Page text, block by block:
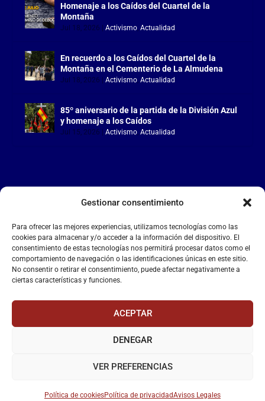
Gestionar consentimiento
Para ofrecer las mejores experiencias, utilizamos tecnologías como las
cookies para almacenar y/o acceder a la información del dispositivo. El
consentimiento de estas tecnologías nos permitirá procesar datos como el
comportamiento de navegación o las identificaciones únicas en este sitio.
No consentir o retirar el consentimiento, puede afectar negativamente a
ciertas características y funciones.
ACEPTAR
DENEGAR
VER PREFERENCIAS
Política de cookiesPolítica de privacidadAvisos Legales
Homenaje a los Caídos del Cuartel de la
Montaña
Jul 18, 2026 |Activismo ,Actualidad
En recuerdo a los Caídos del Cuartel de la
Montaña en el Cementerio de La Almudena
Jul 18, 2026 |Activismo ,Actualidad
85º aniversario de la partida de la División Azul
y homenaje a los Caídos
Jul 15, 2026 |Activismo ,Actualidad
LA FALANGE
Reproductor
de
vídeo